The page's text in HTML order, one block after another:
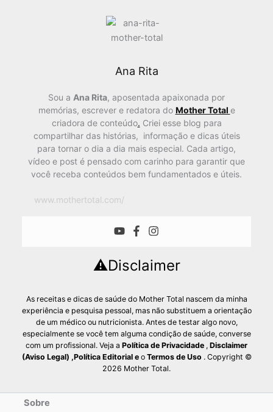
Ana Rita
Sou a Ana Rita, aposentada apaixonada por
memórias, escrever e redatora do Mother Total e
criadora de conteúdo. Criei esse blog para
compartilhar das histórias, informação e dicas úteis
para tornar o dia a dia mais especial. Cada artigo,
vídeo e post é pensado com carinho para garantir que
você receba conteúdos bem fundamentados e úteis.
www.mothertotal.com/
⚠️Disclaimer
As receitas e dicas de saúde do Mother Total nascem da minha
experiência e pesquisa pessoal, mas não substituem a orientação
de um médico ou nutricionista. Antes de testar algo novo,
especialmente se você tem alguma condição de saúde, converse
com um profissional. Veja a Política de Privacidade , Disclaimer
(Aviso Legal) ,Política Editoriale o Termos de Uso . Copyright ©
2026 Mother Total.
Sobre